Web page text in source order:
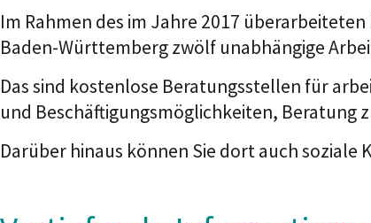
Im Rahmen des im Jahre 2017
Baden-Württemberg zwölf unabhängige
Das sind kostenlose Beratungsstellen für
und Beschäftigungsmöglichkeiten, Beratung
Darüber hinaus können Sie dort auch soziale